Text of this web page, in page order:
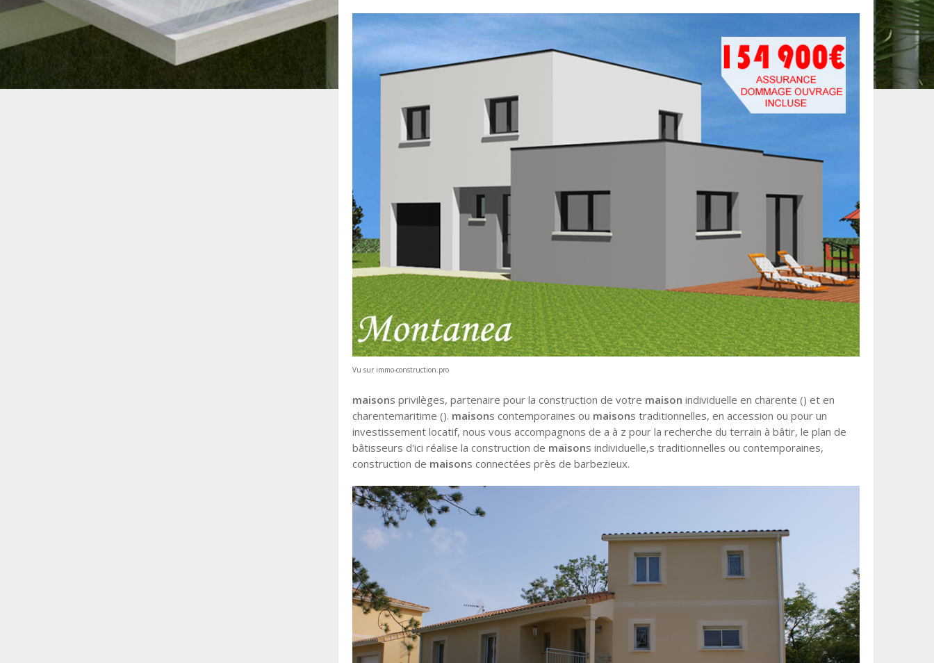
Vu sur immo-construction.pro
maisons privilèges, partenaire pour la construction de votre maison individuelle en charente () et en
charentemaritime (). maisons contemporaines ou maisons traditionnelles, en accession ou pour un
investissement locatif, nous vous accompagnons de a à z pour la recherche du terrain à bâtir, le plan de
bâtisseurs d'ici réalise la construction de maisons individuelle,s traditionnelles ou contemporaines,
construction de maisons connectées près de barbezieux.